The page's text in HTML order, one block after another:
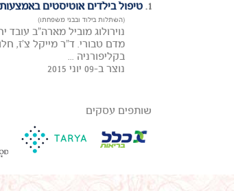
1. טיפול בילדים אוטיסטים
(השתלות בילוד ובבני משפחתו)
נוירולוג מוביל מארה"ב
בקליפורניה ...
נוצר ב-09 יוני 2015
שותפים עסקים